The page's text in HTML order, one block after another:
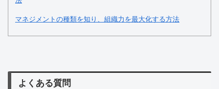
マネジメントの種類を知り、組織力を最大化する方法
よくある質問